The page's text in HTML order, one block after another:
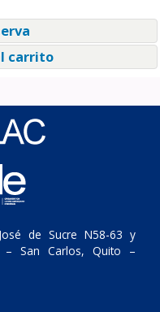
carrito
de Sucre N58-63 y
– San Carlos, Quito –